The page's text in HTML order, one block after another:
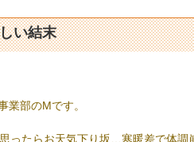
い結末
業部のMです。
ったらお天気下り坂…寒暖差で体調